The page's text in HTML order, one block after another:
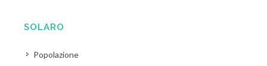
SOLARO
Popolazione